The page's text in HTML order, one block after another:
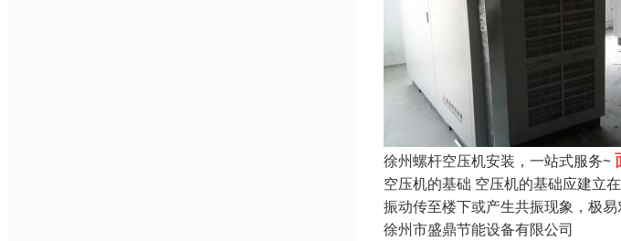
徐州螺杆空压机安装，一站式服务~
空压机的基础 空压机的基础应建立
振动传至楼下或产生共振现象，极
徐州市盛鼎节能设备有限公司